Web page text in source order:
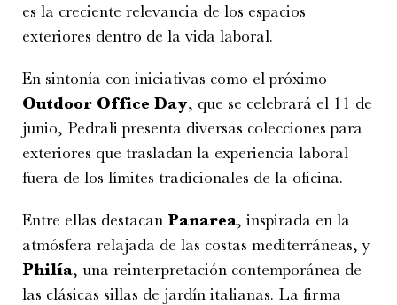
es la creciente relevancia de los espacios
exteriores dentro de la vida laboral.
En sintonía con iniciativas como el próximo
Outdoor Office Day, que se celebrará el 11 de
junio, Pedrali presenta diversas colecciones para
exteriores que trasladan la experiencia laboral
fuera de los límites tradicionales de la oficina.
Entre ellas destacan Panarea, inspirada en la
atmósfera relajada de las costas mediterráneas, y
Philía, una reinterpretación contemporánea de
las clásicas sillas de jardín italianas. La firma